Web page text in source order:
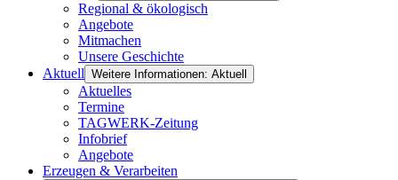
Regional & ökologisch
Angebote
Mitmachen
Unsere Geschichte
Aktuell Weitere Informationen: Aktuell
Aktuelles
Termine
TAGWERK-Zeitung
Infobrief
Angebote
Erzeugen & Verarbeiten